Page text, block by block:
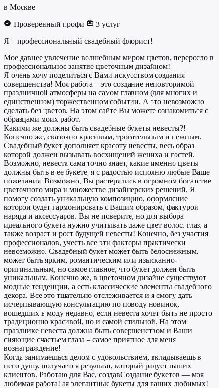
в Москве
Проверенный профи
3 услуг
Я – профессиональный свадебный флорист!
Мое давнее увлечение волшебным миром цветов, переросло в
профессиональное занятие цветочным дизайном!
Я очень хочу поделиться с Вами искусством создания
совершенства! Моя работа – это создание неповторимой
праздничной атмосферы на самом главном (для многих и
единственном) торжественном событии. А это невозможно
сделать без цветов. На этом сайте Вы можете ознакомиться с
образцами моих работ.
Какими же должны быть свадебные букеты невесты?!
Конечно же, сказочно красивым, трогательным и нежным.
Свадебный букет дополняет красоту невесты, весь образ
которой должен вызывать восхищений жениха и гостей.
Возможно, невеста сама точно знает, какие именно цветы
должны быть в ее букете, я с радостью исполню любые Ваше
пожелания. Возможно, Вы растерялись в огромном богатстве
цветочного мира и множестве дизайнерских решений. Я
помогу создать уникальную композицию, оформление
которой будет гармонировать с Вашим образом, фактурой
наряда и аксессуаров. Вы не поверите, но для выбора
идеального букета нужно учитывать даже цвет волос, глаз, а
также возраст и рост будущей невесты! Конечно, без участия
профессионалов, учесть все эти факторы практически
невозможно. Свадебный букет может быть белоснежным,
может быть ярким, романтическим или изысканно-
оригинальным, но самое главное, что букет должен быть
уникальным. Конечно же, в цветочном дизайне существуют
модные тенденции, а есть классические элементы свадебного
декора. Все это тщательно отслеживается и я смогу дать
исчерпывающую консультацию по поводу новинок,
вошедших в моду недавно, если невеста хочет быть не просто
традиционно красивой, но и самой стильной. На этом
празднике невеста должна быть совершенством и Ваши
сияющие счастьем глаза – самое приятное для меня
вознаграждение!
Когда занимаешься делом с удовольствием, вкладываешь в
него душу, получается результат, который радует наших
клиентов. Работаю для Вас, создавСоздание букетов — моя
любимая работа! ая элегантные букеты для ваших любимых!